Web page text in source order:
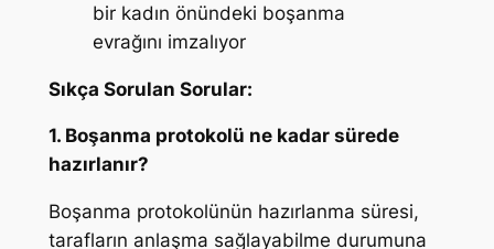
bir kadın önündeki boşanma
evrağını imzalıyor
Sıkça Sorulan Sorular:
1. Boşanma protokolü ne kadar sürede
hazırlanır?
Boşanma protokolünün hazırlanma süresi,
tarafların anlaşma sağlayabilme durumuna